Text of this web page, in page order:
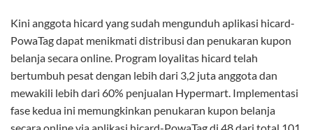
Kini anggota hicard yang sudah mengunduh aplikasi hicard-
PowaTag dapat menikmati distribusi dan penukaran kupon
belanja secara online. Program loyalitas hicard telah
bertumbuh pesat dengan lebih dari 3,2 juta anggota dan
mewakili lebih dari 60% penjualan Hypermart. Implementasi
fase kedua ini memungkinkan penukaran kupon belanja